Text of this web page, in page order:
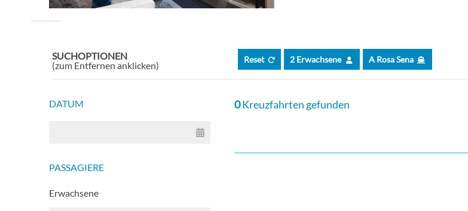
SUCHOPTIONEN
(zum Entfernen anklicken)
Reset 2 Erwachsene A Rosa Sena
DATUM
PASSAGIERE
Erwachsene
0Kreuzfahrten gefunden